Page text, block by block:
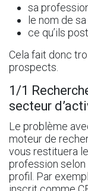
sa
le nom de
ce qu’ils
Cela fait donc
prospects.
1/1
secteur
Le problème
moteur de
vous restituera
profession selon
profil. Par